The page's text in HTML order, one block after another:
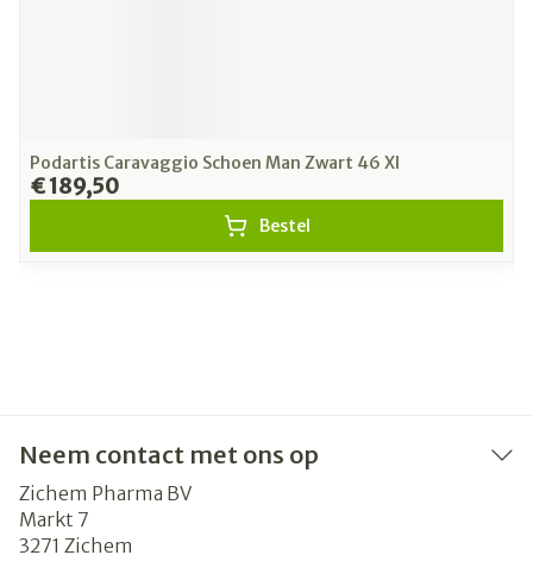
Podartis Caravaggio Schoen Man Zwart 46 Xl
€ 189,50
Bestel
Neem contact met ons op
Zichem Pharma BV
Markt 7
3271 Zichem